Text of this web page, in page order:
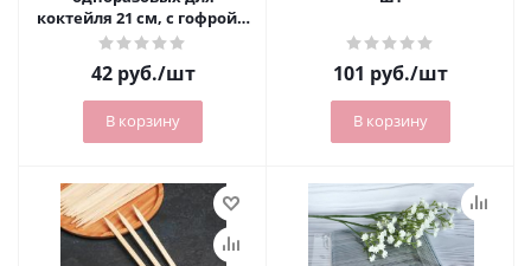
коктейля 21 см, с гофрой в
полоску, 50 шт/уп
42руб./шт
В корзину
101 руб./шт
В корзину